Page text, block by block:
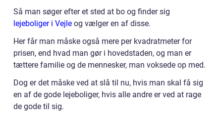
Så man søger efter et sted at bo og finder sig
lejeboliger i Vejle og vælger en af disse.
Her får man måske også mere per kvadratmeter for
prisen, end hvad man gør i hovedstaden, og man er
tættere familie og de mennesker, man voksede op med.
Dog er det måske ved at slå til nu, hvis man skal få sig
en af de gode lejeboliger, hvis alle andre er ved at rage
de gode til sig.